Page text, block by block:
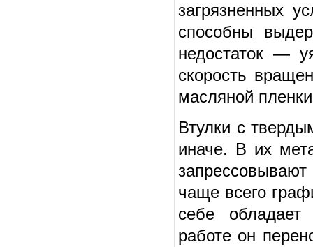
загрязненных
способны
недостаток —
скорость
масляной
Втулки с
иначе. В их
чаще всего
себе
работе он